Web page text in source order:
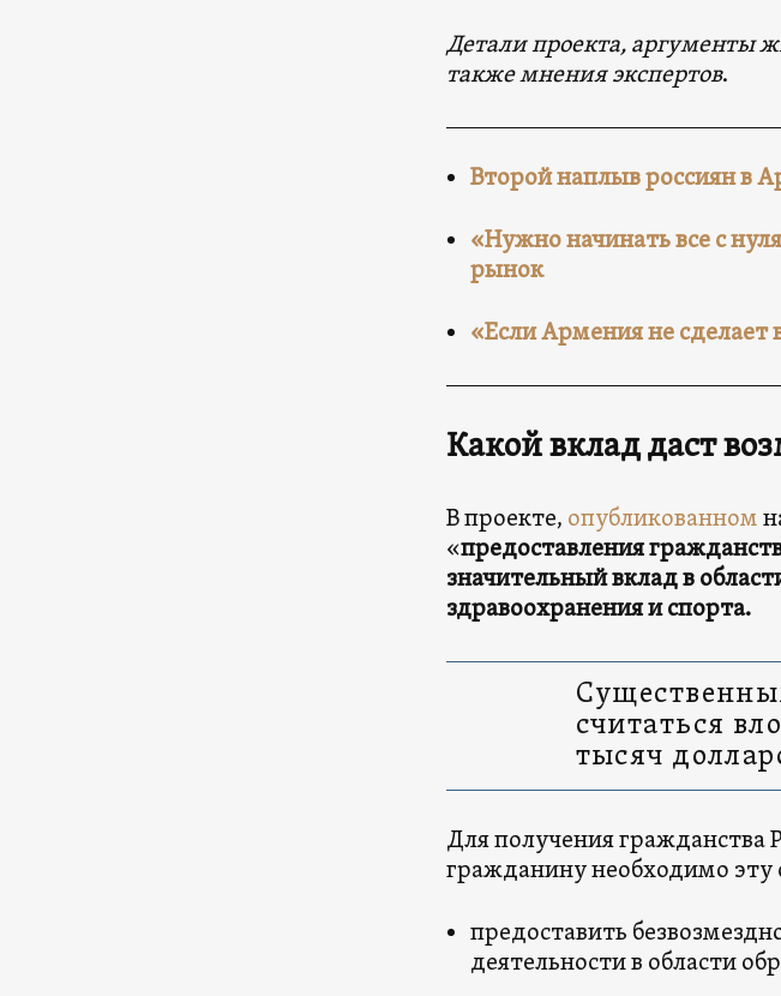
Детали проекта, аргументы
также мнения экспертов.
Второй наплыв россиян в
«Нужно начинать все с
рынок
«Если Армения не сделает
Какой вклад даст
В проекте, опубликованном
«предоставления
значительный вклад в
здравоохранения и спорта.
считаться
тысяч
Для получения
гражданину необходимо
предоставить
деятельности в области